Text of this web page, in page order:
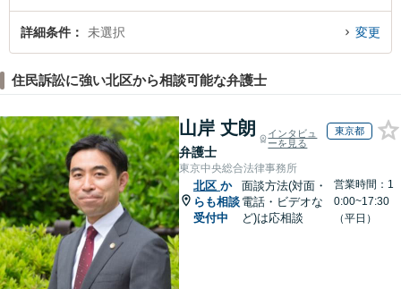
北区内の弁護士に相談予約したい』などでお困りの相談者さんにおすすめで
す。
詳細条件 未選択 変更
住民訴訟に強い北区から相談可能な弁護士
山岸 丈朗
弁護士
インタビュ
ーを見る
東京都
東京中央総合法律事務所
北区 か
らも相談
受付中
面談方法(対面・
電話・ビデオな
ど)は応相談
営業時間：1
0:00~17:30
（平日）